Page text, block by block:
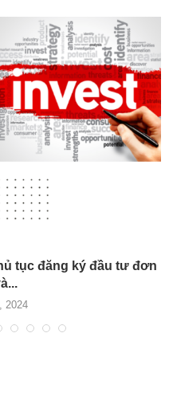
tục đăng ký đầu tư đơn
2024